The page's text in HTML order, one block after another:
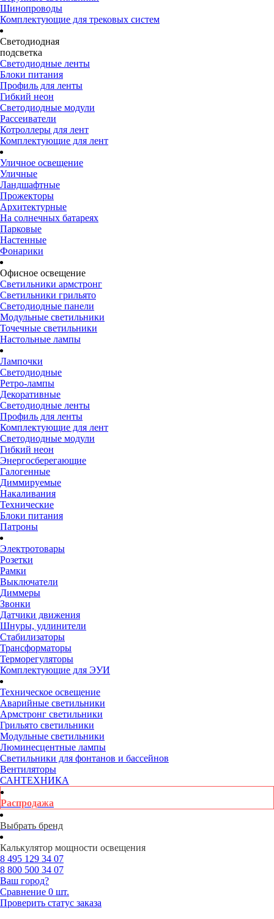
Шинопроводы
Комплектующие для трековых систем
Светодиодная
подсветка
Светодиодные ленты
Блоки питания
Профиль для ленты
Гибкий неон
Светодиодные модули
Рассеиватели
Котроллеры для лент
Комплектующие для лент
Уличное освещение
Уличные
Ландшафтные
Прожекторы
Архитектурные
На солнечных батареях
Парковые
Настенные
Фонарики
Офисное освещение
Светильники армстронг
Светильники грильято
Светодиодные панели
Модульные светильники
Точечные светильники
Настольные лампы
Лампочки
Светодиодные
Ретро-лампы
Декоративные
Светодиодные ленты
Профиль для ленты
Комплектующие для лент
Светодиодные модули
Гибкий неон
Энергосберегающие
Галогенные
Диммируемые
Накаливания
Технические
Блоки питания
Патроны
Электротовары
Розетки
Рамки
Выключатели
Диммеры
Звонки
Датчики движения
Шнуры, удлинители
Стабилизаторы
Трансформаторы
Терморегуляторы
Комплектующие для ЭУИ
Техническое освещение
Аварийные светильники
Армстронг светильники
Грильято светильники
Модульные светильники
Люминесцентные лампы
Светильники для фонтанов и бассейнов
Вентиляторы
САНТЕХНИКА
Распродажа
Выбрать бренд
Калькулятор мощности освещения
8 495 129 34 07
8 800 500 34 07
Ваш город?
Сравнение 0 шт.
Проверить статус заказа